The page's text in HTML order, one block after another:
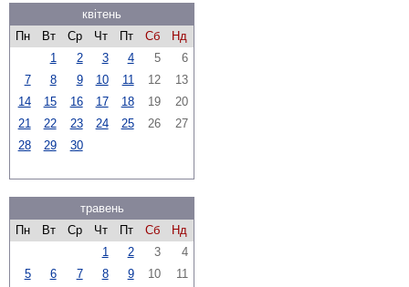
квітень
Пн
Вт Ср Чт Пт Сб
Нд
1
2 3 4 5
6
7
8 9 10 11 12
13
14
15 16 17 18 19
20
21
22 23 24 25 26
27
28
29 30
травень
Пн
Вт Ср Чт Пт Сб
Нд
1
2 3
4
5
6 7 8 9 10
11